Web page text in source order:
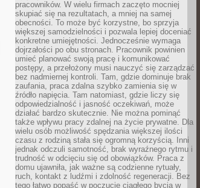
pracowników. W wielu firmach zaczęto mocniej
skupiać się na rezultatach, a mniej na samej
obecności. To może być korzystne, bo sprzyja
większej samodzielności i pozwala lepiej doceniać
konkretne umiejętności. Jednocześnie wymaga
dojrzałości po obu stronach. Pracownik powinien
umieć planować swoją pracę i komunikować
postępy, a przełożony musi nauczyć się zarządzać
bez nadmiernej kontroli. Tam, gdzie dominuje brak
zaufania, praca zdalna szybko zamienia się w
źródło napięcia. Tam natomiast, gdzie liczy się
odpowiedzialność i jasność oczekiwań, może
działać bardzo skutecznie. Nie można pominąć
także wpływu pracy zdalnej na życie prywatne. Dla
wielu osób możliwość spędzania większej ilości
czasu z rodziną stała się ogromną korzyścią. Inni
jednak odczuli samotność, brak wyraźnego rytmu i
trudność w odcięciu się od obowiązków. Praca z
domu ujawniła, jak ważne są codzienne rytuały,
ruch, kontakt z ludźmi i zdolność regeneracji. Bez
tego łatwo popaść w poczucie ciągłego bycia w